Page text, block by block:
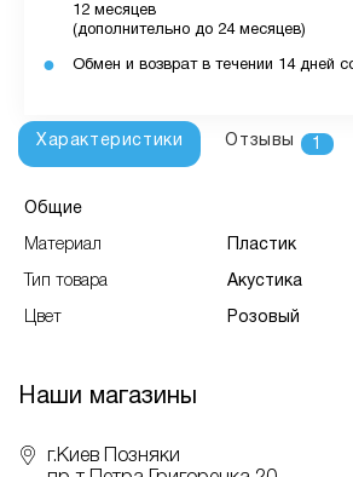
12 месяцев
(дополнительно до 24 месяцев)
Обмен и возврат в течении 14 дней
Характеристики Отзывы 1
Общие
Материал Пластик
Тип товара Акустика
Цвет Розовый
Наши магазины
г.Киев Позняки